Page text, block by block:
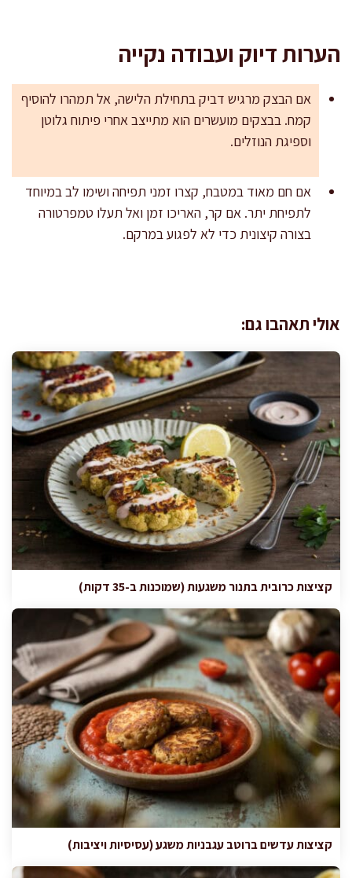
הערות דיוק ועבודה נקייה
אם הבצק מרגיש דביק בתחילת הלישה, אל תמהרו להוסיף
קמח. בבצקים מועשרים הוא מתייצב אחרי פיתוח גלוטן
וספיגת הנוזלים.
אם חם מאוד במטבח, קצרו זמני תפיחה ושימו לב במיוחד
לתפיחת יתר. אם קר, האריכו זמן ואל תעלו טמפרטורה
בצורה קיצונית כדי לא לפגוע במרקם.
אולי תאהבו גם:
קציצות כרובית בתנור משגעות (שמוכנות ב-35 דקות)
קציצות עדשים ברוטב עגבניות משגע (עסיסיות ויציבות)